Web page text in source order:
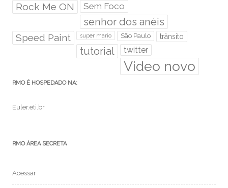
Rock Me ON Sem Foco
senhor dos anéis
Speed Paint super mario São Paulo trânsito
tutorial twitter
Video novo
RMO É HOSPEDADO NA:
Euler.eti.br
RMO ÁREA SECRETA
Acessar